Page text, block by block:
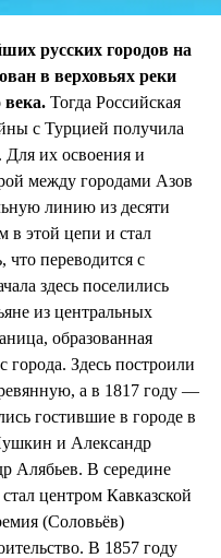
русских городов на
в верховьях реки
века. Тогда Российская
с Турцией получила
их освоения и
между городами Азов
линию из десяти
в этой цепи и стал
что переводится с
здесь поселились
из центральных
образованная
города. Здесь построили
а в 1817 году —
гостившие в городе в
и Александр
Алябьев. В середине
центром Кавказской
(Соловьёв)
В 1857 году